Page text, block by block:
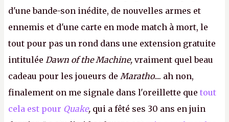
d'une bande-son inédite, de nouvelles armes et
ennemis et d'une carte en mode match à mort, le
tout pour pas un rond dans une extension gratuite
intitulée Dawn of the Machine, vraiment quel beau
cadeau pour les joueurs de Maratho.... ah non,
finalement on me signale dans l'oreillette que tout
cela est pour Quake, qui a fêté ses 30 ans en juin